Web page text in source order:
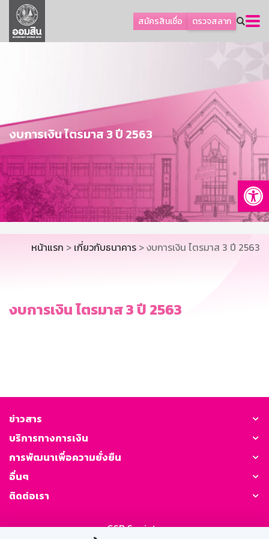
สมัครสินเชื่อ ตรวจสลาก
ลูกค้าธุรกิจ
ลูกค้าผู้ประกอบรายย่อย
การพัฒนาที่ยั่งยืน
ข่าวสาร
บริการทางการเงิน
อื่นๆ
ติดต่อเรา
บริการออนไลน์
TH
EN
งบการเงิน ไตรมาส 3 ปี 2563
หน้าแรก > เกี่ยวกับธนาคาร > งบการเงิน ไตรมาส 3 ปี 2563
งบการเงิน ไตรมาส 3 ปี 2563
ข่าวสาร
บริการทางการเงิน
การพัฒนาเพื่อความยั่งยืน
อื่นๆ
ติดต่อเรา
GSB Society: